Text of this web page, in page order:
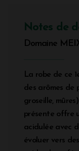
Notes de
Domaine
La robe de ce
des arômes de
groseille,
présente offre
acidulée avec
évoluer vers